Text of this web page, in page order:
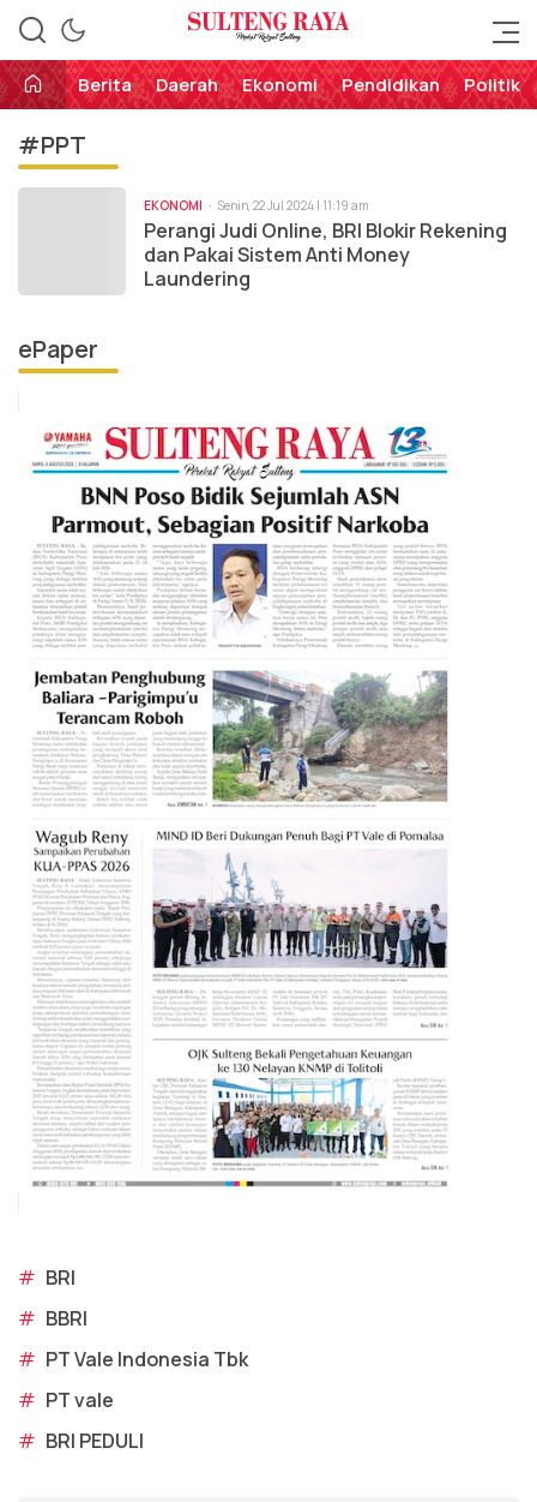
Sulteng Raya
Perekat Rakyat Sulteng
Berita
Daerah Ekonomi Pendidikan Politik
#PPT
EKONOMI Senin, 22 Jul 2024 | 11:19 am
Perangi Judi Online, BRI Blokir Rekening
dan Pakai Sistem Anti Money
Laundering
ePaper
# BRI
# BBRI
# PT Vale Indonesia Tbk
# PT vale
# BRI PEDULI